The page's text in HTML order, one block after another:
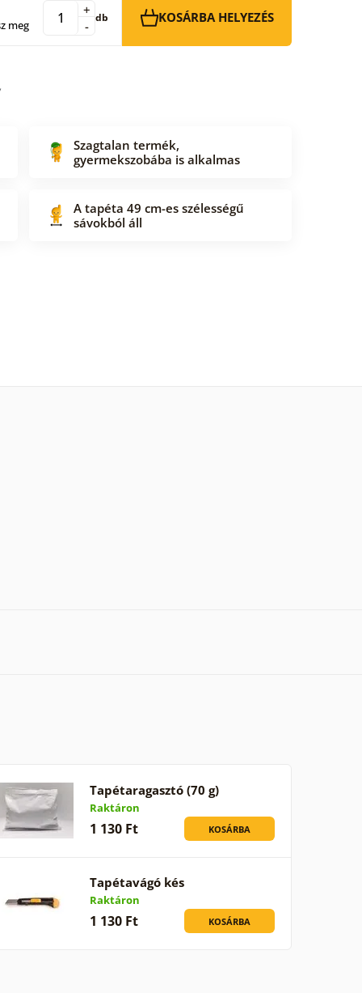
meg -
+ db KOSÁRBA HELYEZÉS
Szagtalan termék,
gyermekszobába is alkalmas
A tapéta 49 cm-es szélességű
sávokból áll
Tapétaragasztó (70 g)
Raktáron
1 130 Ft KOSÁRBA
Tapétavágó kés
Raktáron
1 130 Ft KOSÁRBA